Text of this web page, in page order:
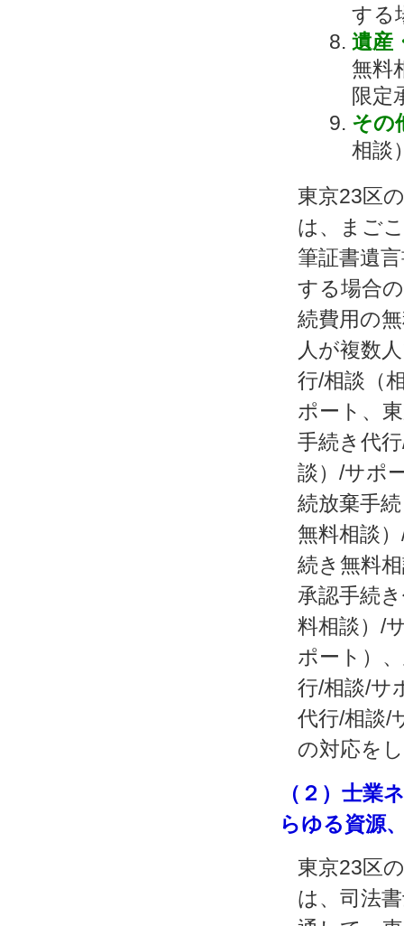
する
遺産
無料
限定
その
相談
東京23区
は、まご
筆証書遺
する場合
続費用の
人が複数
行/相談（
ポート、
手続き代
談）/サポ
続放棄手
無料相談
続き無料
承認手続
料相談）/
ポート）
行/相談/サ
代行/相談/
の対応を
（２）士業
らゆる資源
東京23区
は、司法